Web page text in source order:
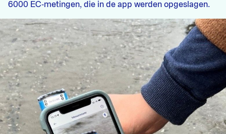
6000 EC‑metingen, die in de app werden opgeslagen.